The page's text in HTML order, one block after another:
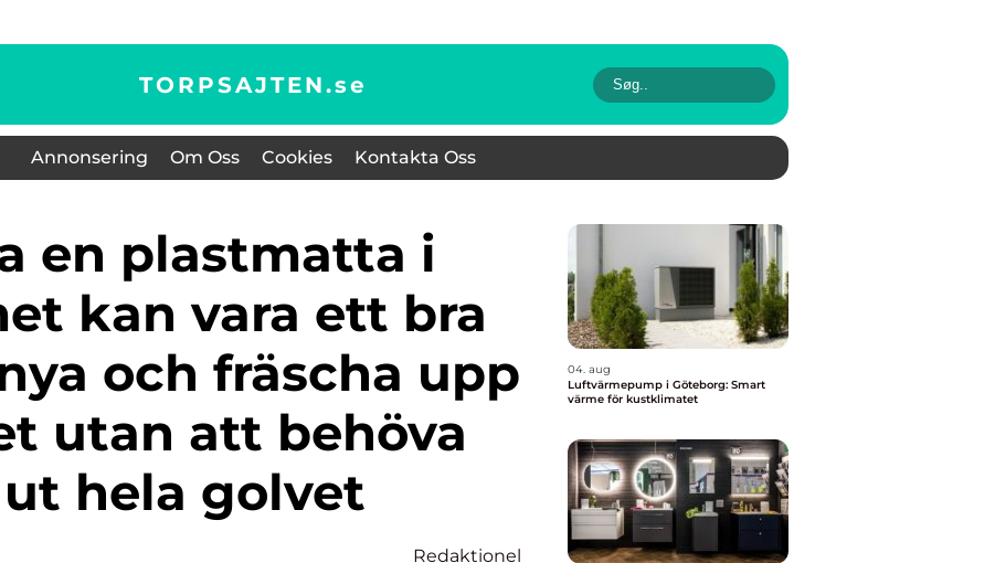
TORPSAJTEN.se
Annonsering Om Oss Cookies Kontakta Oss
kan vara ett bra
och fräscha upp
utan att behöva
hela golvet
Redaktionel
04. aug
Luftvärmepump i Göteborg: Smart
värme för kustklimatet